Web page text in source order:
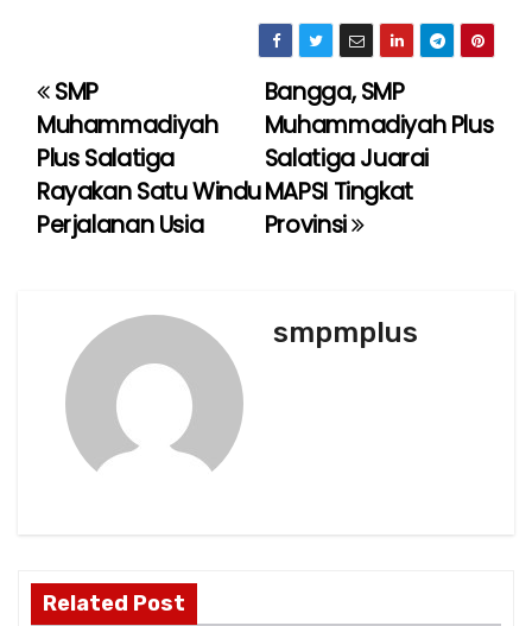
P
o
s
t
Bangga, SMP
Muhammadiyah Plus
Salatiga Juarai
MAPSI Tingkat
Provinsi
SMP
Muhammadiyah
Plus Salatiga
Rayakan Satu Windu
Perjalanan Usia
smpmplus
Related Post